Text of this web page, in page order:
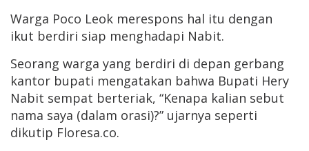
Warga Poco Leok merespons hal itu dengan
ikut berdiri siap menghadapi Nabit.
Seorang warga yang berdiri di depan gerbang
kantor bupati mengatakan bahwa Bupati Hery
Nabit sempat berteriak, “Kenapa kalian sebut
nama saya (dalam orasi)?” ujarnya seperti
dikutip Floresa.co.